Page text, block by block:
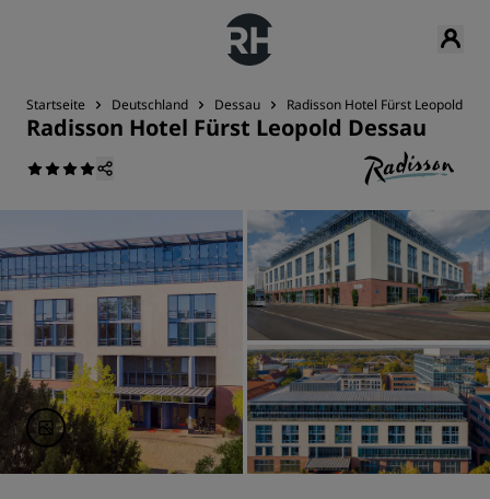
Startseite Deutschland Dessau Radisson Hotel Fürst Leopold
Radisson Hotel Fürst Leopold Dessau